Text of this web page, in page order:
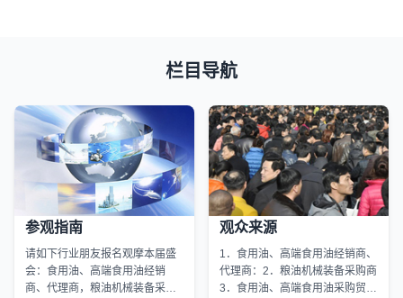
栏目导航
参观指南
请如下行业朋友报名观摩本届盛
会：食用油、高端食用油经销
商、代理商，粮油机械装备采购
观众来源
1．食用油、高端食用油经销商、
代理商：2．粮油机械装备采购商
3．食用油、高端食用油采购贸易